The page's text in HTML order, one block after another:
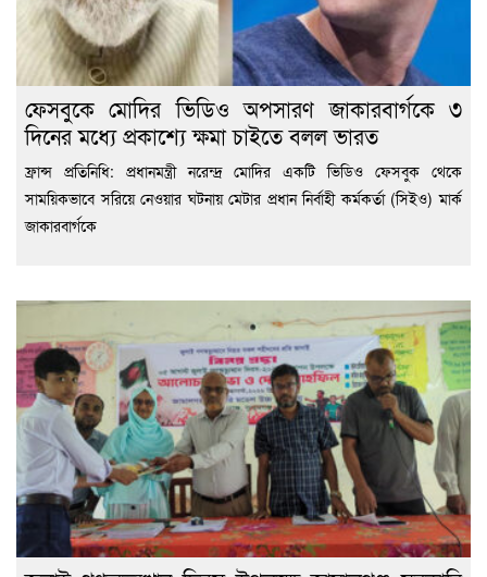
ফেসবুকে মোদির ভিডিও অপসারণ জাকারবার্গকে ৩
দিনের মধ্যে প্রকাশ্যে ক্ষমা চাইতে বলল ভারত
ফ্রান্স প্রতিনিধি: প্রধানমন্ত্রী নরেন্দ্র মোদির একটি ভিডিও ফেসবুক থেকে
সাময়িকভাবে সরিয়ে নেওয়ার ঘটনায় মেটার প্রধান নির্বাহী কর্মকর্তা (সিইও) মার্ক
জাকারবার্গকে